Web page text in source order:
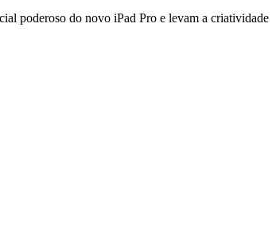
poderoso do novo iPad Pro e levam a criatividade